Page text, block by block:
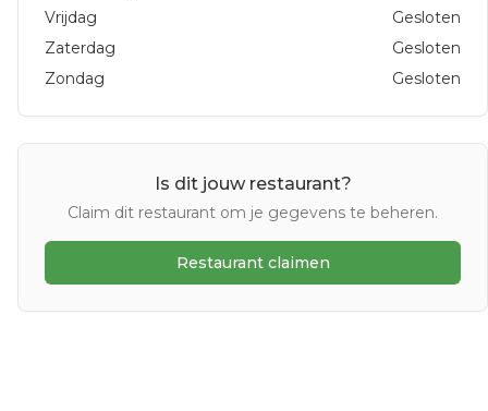
Vrijdag
Gesloten
Zaterdag
Gesloten
Zondag
Gesloten
Is dit jouw restaurant?
Claim dit restaurant om je gegevens te beheren.
Restaurant claimen